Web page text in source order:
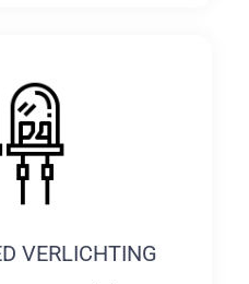
VERLICHTING